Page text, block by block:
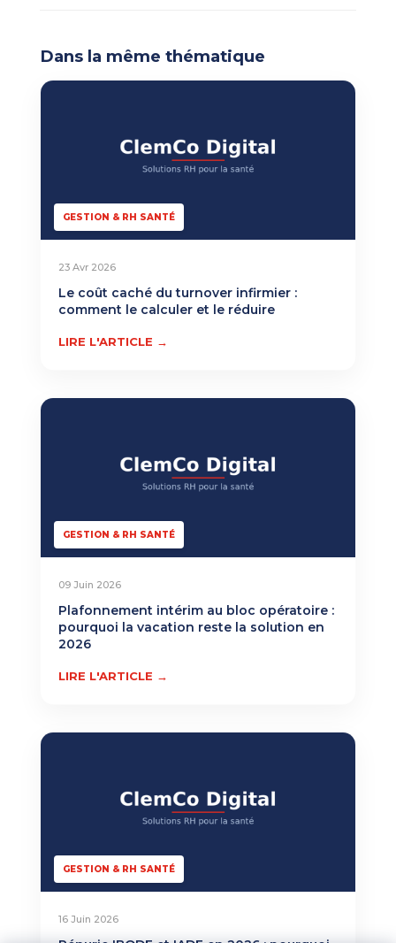
Dans la même thématique
GESTION & RH SANTÉ
23 Avr 2026
Le coût caché du turnover infirmier :
comment le calculer et le réduire
LIRE L'ARTICLE →
GESTION & RH SANTÉ
09 Juin 2026
Plafonnement intérim au bloc opératoire :
pourquoi la vacation reste la solution en
2026
LIRE L'ARTICLE →
GESTION & RH SANTÉ
16 Juin 2026